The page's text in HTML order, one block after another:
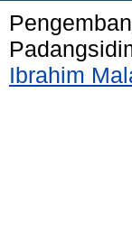
Ibrahim